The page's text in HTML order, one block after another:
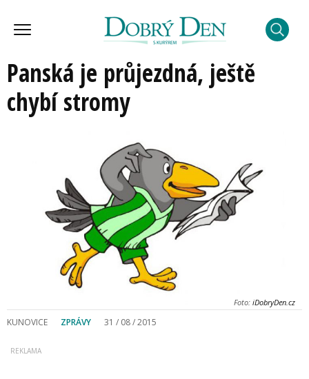
Panská je průjezdná, ještě
chybí stromy
Foto: iDobryDen.cz
KUNOVICE ZPRÁVY 31 / 08 / 2015